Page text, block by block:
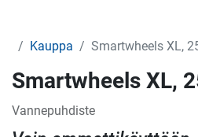
Kauppa Smartwheels XL,
Smartwheels XL,
Vannepuhdiste